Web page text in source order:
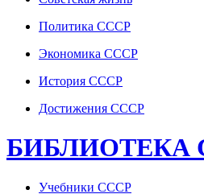
Политика СССР
Экономика СССР
История СССР
Достижения СССР
БИБЛИОТЕКА
Учебники СССР